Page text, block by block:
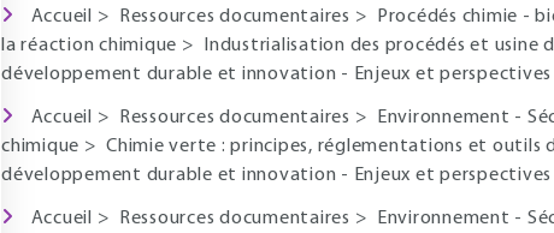
Accueil > Ressources documentaires > Procédés chimie -
la réaction chimique > Industrialisation des procédés et usine
développement durable et innovation - Enjeux et perspectives
Accueil > Ressources documentaires > Environnement -
chimique > Chimie verte : principes, réglementations et outils
développement durable et innovation - Enjeux et perspectives
Accueil > Ressources documentaires > Environnement -